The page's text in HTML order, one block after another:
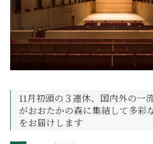
11月初頭の３連休、国内外の一
がおおたかの森に集結して多彩
をお届けします